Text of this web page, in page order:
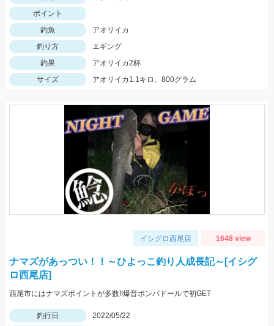
ポイント
釣魚
アオリイカ
釣り方
エギング
釣果
アオリイカ2杯
サイズ
アオリイカ1.1キロ、800グラム
イシグロ西尾店 1648 view
ナマズがあっつい！！～ひよっこ釣り人成長記～[イシグ
ロ西尾店]
西尾市にはナマズポイントが多数!!爆音ポンパドールで初GET
釣行日
2022/05/22